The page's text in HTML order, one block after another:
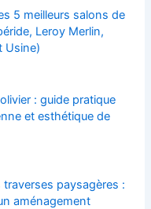
5 meilleurs salons de
Leroy Merlin,
Usine)
: guide pratique
et esthétique de
paysagères :
aménagement